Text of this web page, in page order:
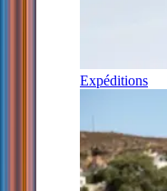
Expéditions